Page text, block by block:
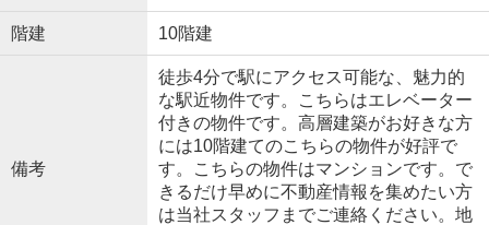
階建 10階建
備考
徒歩4分で駅にアクセス可能な、魅力的
な駅近物件です。こちらはエレベーター
付きの物件です。高層建築がお好きな方
には10階建てのこちらの物件が好評で
す。こちらの物件はマンションです。で
きるだけ早めに不動産情報を集めたい方
は当社スタッフまでご連絡ください。地